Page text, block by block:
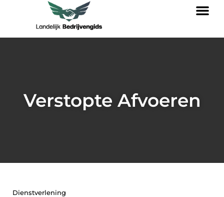
Verstopte Afvoeren
Dienstverlening